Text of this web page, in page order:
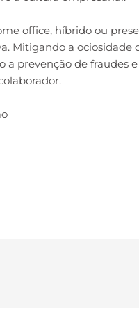
office, híbrido ou
Mitigando a ociosidade
a prevenção de fraudes